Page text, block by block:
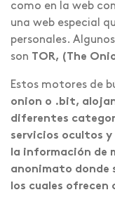
como en la web
una web especial
personales.
son TOR, (The
Estos motores de
onion o .bit,
diferentes
servicios ocultos
la información de
anonimato donde
los cuales